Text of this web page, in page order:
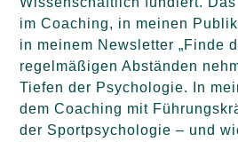
im Coaching, in meinen
in meinem Newsletter „Finde
regelmäßigen Abständen
Tiefen der Psychologie. In
dem Coaching mit
der Sportpsychologie – und